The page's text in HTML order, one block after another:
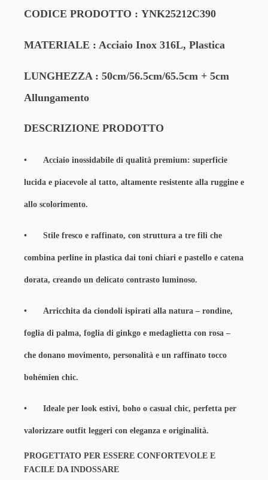
CODICE PRODOTTO : YNK25212C390
MATERIALE : Acciaio Inox 316L, Plastica
LUNGHEZZA : 50cm/56.5cm/65.5cm + 5cm
Allungamento
DESCRIZIONE PRODOTTO
• Acciaio inossidabile di qualità premium: superficie
lucida e piacevole al tatto, altamente resistente alla ruggine e
allo scolorimento.
• Stile fresco e raffinato, con struttura a tre fili che
combina perline in plastica dai toni chiari e pastello e catena
dorata, creando un delicato contrasto luminoso.
• Arricchita da ciondoli ispirati alla natura – rondine,
foglia di palma, foglia di ginkgo e medaglietta con rosa –
che donano movimento, personalità e un raffinato tocco
bohémien chic.
• Ideale per look estivi, boho o casual chic, perfetta per
valorizzare outfit leggeri con eleganza e originalità.
PROGETTATO PER ESSERE CONFORTEVOLE E
FACILE DA INDOSSARE